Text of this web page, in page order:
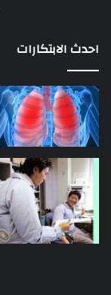
احدث الابتكارات